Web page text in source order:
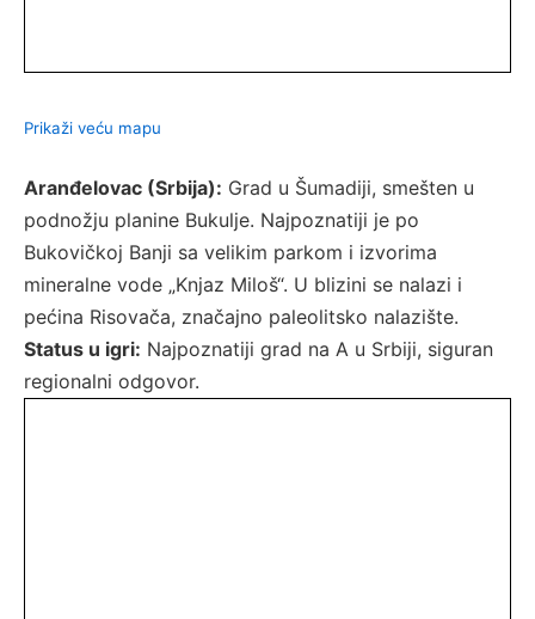
Prikaži veću mapu
Aranđelovac (Srbija): Grad u Šumadiji, smešten u
podnožju planine Bukulje. Najpoznatiji je po
Bukovičkoj Banji sa velikim parkom i izvorima
mineralne vode „Knjaz Miloš“. U blizini se nalazi i
pećina Risovača, značajno paleolitsko nalazište.
Status u igri: Najpoznatiji grad na A u Srbiji, siguran
regionalni odgovor.